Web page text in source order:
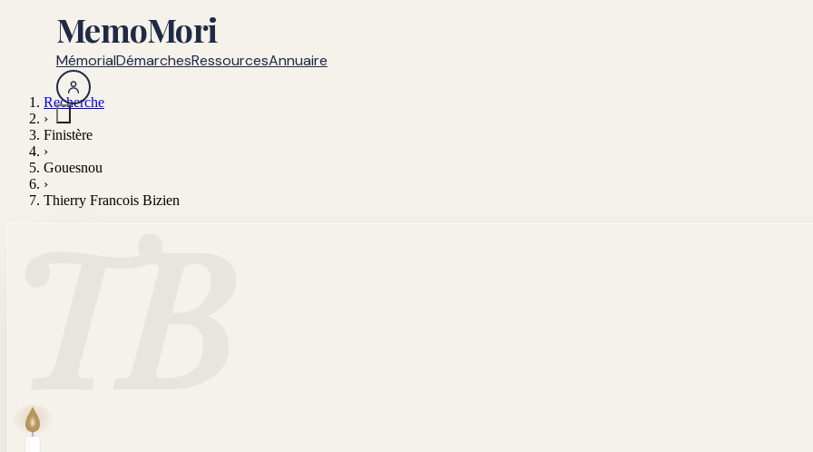
MemoMori
MémorialDémarchesRessourcesAnnuaire
Recherche
›
Finistère
›
Gouesnou
›
Thierry Francois Bizien